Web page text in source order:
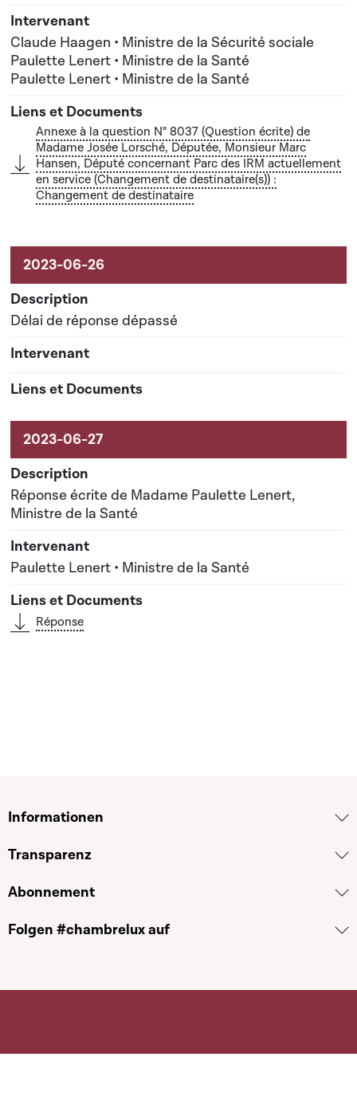
Nouveau(x) destinataire(s) : Madame Paulette
Lenert, Ministre de la Santé
Claude Haagen • Ministre de la Sécurité sociale
Paulette Lenert • Ministre de la Santé
Paulette Lenert • Ministre de la Santé
Annexe à la question N° 8037 (Question écrite) de
Madame Josée Lorsché, Députée, Monsieur Marc
Hansen, Député concernant Parc des IRM actuellement
en service (Changement de destinataire(s)) :
Changement de destinataire
Délai de réponse dépassé
Réponse écrite de Madame Paulette Lenert,
Ministre de la Santé
Paulette Lenert • Ministre de la Santé
Réponse
Informationen
Transparenz
Abonnement
Folgen #chambrelux auf